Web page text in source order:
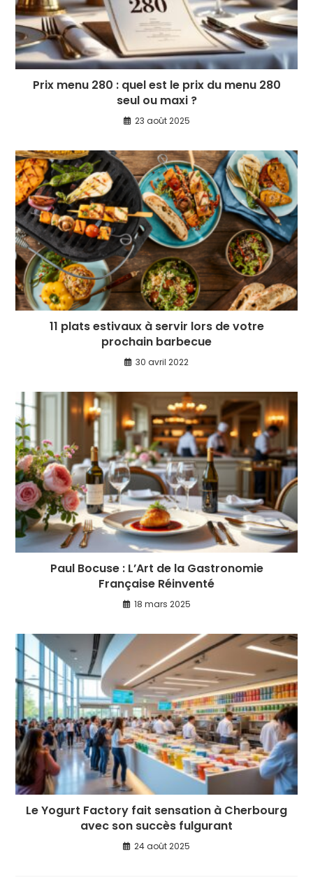
Prix menu 280 : quel est le prix du menu 280
seul ou maxi ?
23 août 2025
11 plats estivaux à servir lors de votre
prochain barbecue
30 avril 2022
Paul Bocuse : L’Art de la Gastronomie
Française Réinventé
18 mars 2025
Le Yogurt Factory fait sensation à Cherbourg
avec son succès fulgurant
24 août 2025